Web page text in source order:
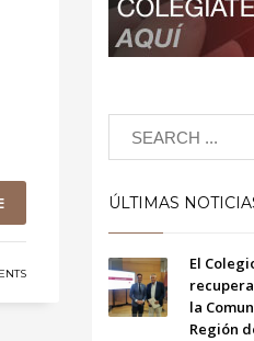
ÚLTIMAS
El
la
Región